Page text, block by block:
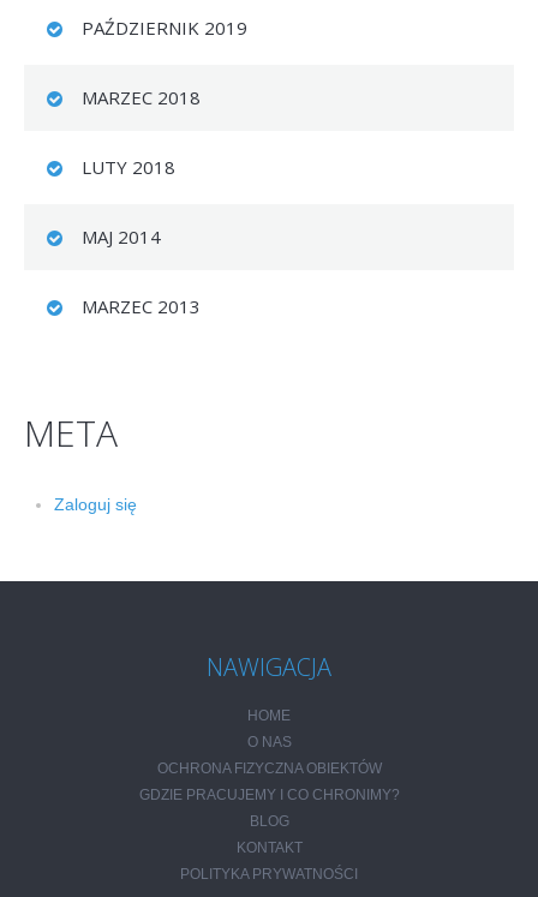
PAŹDZIERNIK 2019
MARZEC 2018
LUTY 2018
MAJ 2014
MARZEC 2013
META
Zaloguj się
NAWIGACJA
HOME
O NAS
OCHRONA FIZYCZNA OBIEKTÓW
GDZIE PRACUJEMY I CO CHRONIMY?
BLOG
KONTAKT
POLITYKA PRYWATNOŚCI